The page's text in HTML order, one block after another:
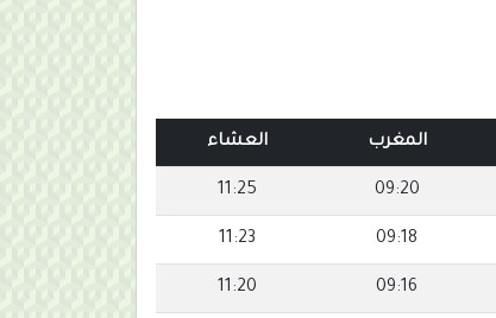
المغرب العشاء
09:20
11:25
09:18
11:23
09:16
11:20